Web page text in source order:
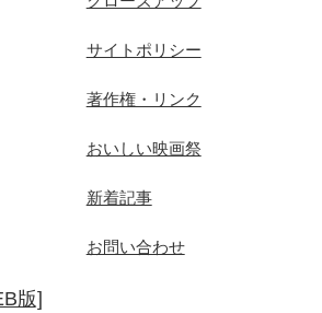
サイトポリシー
著作権・リンク
おいしい映画祭
新着記事
お問い合わせ